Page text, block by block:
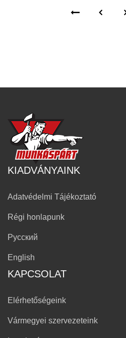
KIADVÁNYAINK
Adatvédelmi Tájékoztató
Régi honlapunk
Русский
English
KAPCSOLAT
Elérhetőségeink
Vármegyei szervezeteink